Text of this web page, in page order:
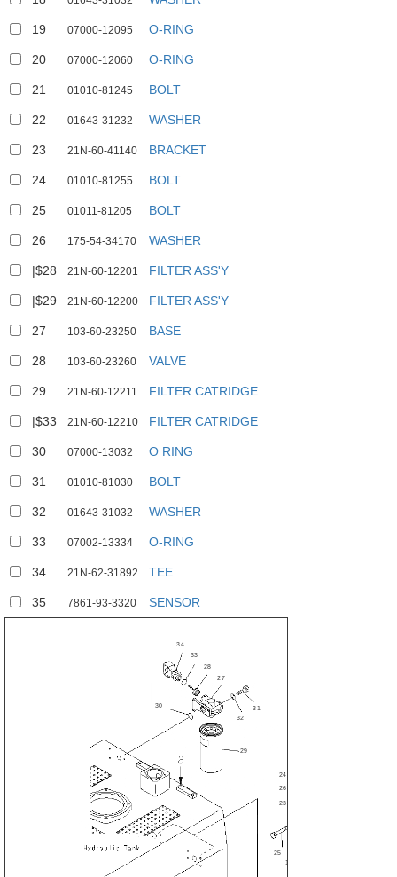
19 07000-12095 O-RING
20 07000-12060 O-RING
21 01010-81245 BOLT
22 01643-31232 WASHER
23 21N-60-41140 BRACKET
24 01010-81255 BOLT
25 01011-81205 BOLT
26 175-54-34170 WASHER
|$28 21N-60-12201 FILTER ASS'Y
|$29 21N-60-12200 FILTER ASS'Y
27 103-60-23250 BASE
28 103-60-23260 VALVE
29 21N-60-12211 FILTER CATRIDGE
|$33 21N-60-12210 FILTER CATRIDGE
30 07000-13032 O RING
31 01010-81030 BOLT
32 01643-31032 WASHER
33 07002-13334 O-RING
34 21N-62-31892 TEE
35 7861-93-3320 SENSOR
15
25
23
26
24
29
32
31
27
28
33
34
30